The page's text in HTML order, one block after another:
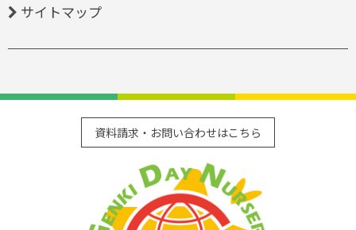
サイトマップ
資料請求・お問い合わせはこちら